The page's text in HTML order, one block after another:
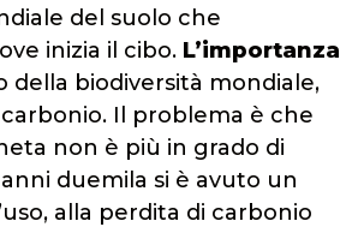
del suolo che
inizia il cibo. L’importanza
della biodiversità mondiale,
Il problema è che
non è più in grado di
duemila si è avuto un
alla perdita di carbonio